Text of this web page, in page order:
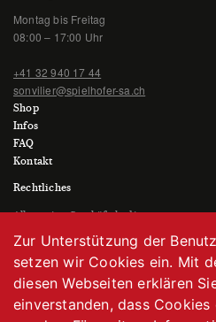
Montag bis Freitag
08:00 – 17:00 Uhr
+41 32 940 17 44
sonvilier@spielhofer-sa.ch
Shop
Infos
FAQ
Kontakt
Rechtliches
Allgemeine Geschäftsbedingungen
Datenschutzerklärung
Zur Unterstützung der
setzen wir Cookies ein. Mit
diesen Webseiten erklären
einverstanden, dass Cookies